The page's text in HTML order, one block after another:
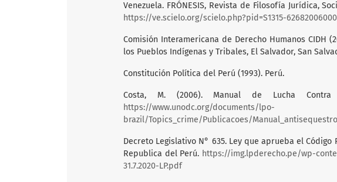
Venezuela. FRÓNESIS, Revista de Filosofía Jurídica,
https://ve.scielo.org/scielo.php?pid=S1315-
Comisión Interamericana de Derecho Humanos CIDH
los Pueblos Indígenas y Tribales, El Salvador, San
Constitución Política del Perú (1993). Perú.
Costa, M. (2006). Manual de Lucha
https://www.unodc.org/documents/lpo-
brazil/Topics_crime/Publicacoes/
Decreto Legislativo N° 635. Ley que aprueba el
Republica del Perú. https://img.lpderecho.pe/wp-
31.7.2020-LP.pdf